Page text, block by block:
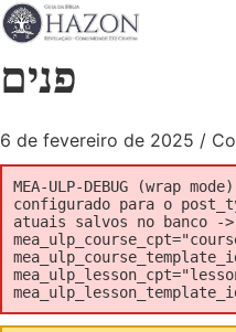
פנים
6 de fevereiro de 2025 /
MEA-ULP-DEBUG (wrap
configurado para o
atuais salvos no banco ->